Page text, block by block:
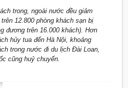
trong, ngoài nước đều giảm
12.800 phòng khách sạn bị
đương trên 16.000 khách). Hơn
hủy tua đến Hà Nội, khoảng
trong nước đi du lịch Đài Loan,
cũng huỷ chuyến.